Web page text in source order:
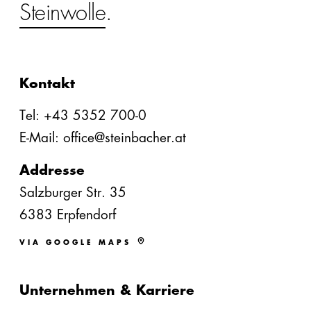
Steinwolle.
Kontakt
Tel: +43 5352 700-0
E-Mail: office@steinbacher.at
Addresse
Salzburger Str. 35
6383 Erpfendorf
VIA GOOGLE MAPS
Unternehmen & Karriere